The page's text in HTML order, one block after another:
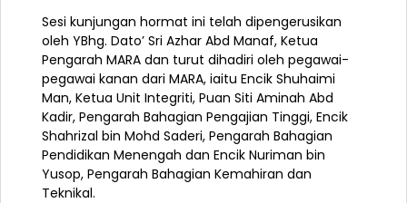
Sesi kunjungan hormat ini telah dipengerusikan
oleh YBhg. Dato’ Sri Azhar Abd Manaf, Ketua
Pengarah MARA dan turut dihadiri oleh pegawai-
pegawai kanan dari MARA, iaitu Encik Shuhaimi
Man, Ketua Unit Integriti, Puan Siti Aminah Abd
Kadir, Pengarah Bahagian Pengajian Tinggi, Encik
Shahrizal bin Mohd Saderi, Pengarah Bahagian
Pendidikan Menengah dan Encik Nuriman bin
Yusop, Pengarah Bahagian Kemahiran dan
Teknikal.